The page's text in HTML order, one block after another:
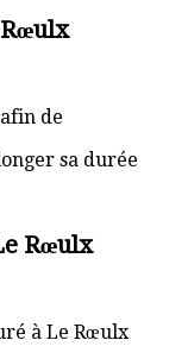
de
sa durée
Rœulx
à Le Rœulx